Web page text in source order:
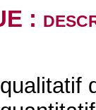
: